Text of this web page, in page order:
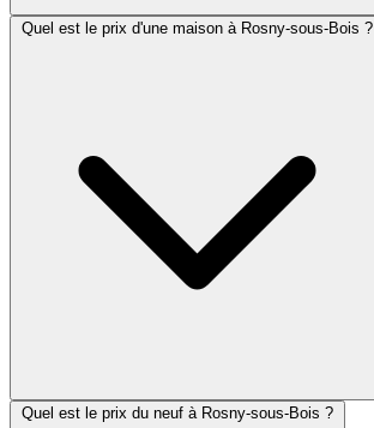
Quel est le prix d'une maison à Rosny-sous-Bois ?
Quel est le prix du neuf à Rosny-sous-Bois ?